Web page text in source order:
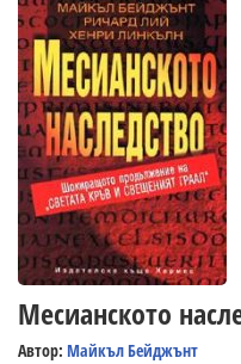
Месианското
Автор: Майкъл Бейджънт